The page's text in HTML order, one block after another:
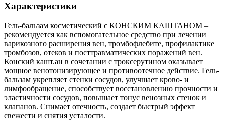
Характеристики
Гель-бальзам косметический с КОНСКИМ КАШТАНОМ –
рекомендуется как вспомогательное средство при лечении
варикозного расширения вен, тромбофлебите, профилактике
тромбозов, отеков и посттравматических поражений вен.
Конский кашт.ан в сочетании с троксерутином оказывает
мощное венотонизирующее и противоотечное действие. Гель-
бальзам укрепляет стенки сосудов, улучшает крово- и
лимфообращение, способствует восстановлению прочности и
эластичности сосудов, повышает тонус венозных стенок и
клапанов. Снимает отечность, создает быстрый эффект
свежести и снятия усталости.